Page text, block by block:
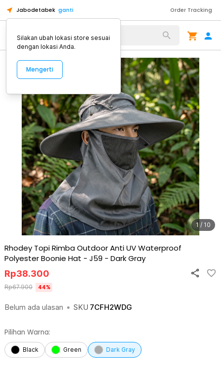
Jabodetabek ganti Order Tracking
Alat Kopi
1 / 10
Rhodey Topi Rimba Outdoor Anti UV Waterproof
Polyester Boonie Hat - J59 - Dark Gray
Belum ada ulasan • SKU 7CFH2WDG
Rp38.300
Rp67.900 44%
Pilihan Warna:
Black Green Dark Gray
Silakan ubah lokasi store sesuai
dengan lokasi Anda.
Mengerti